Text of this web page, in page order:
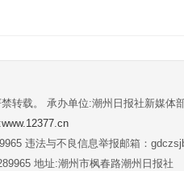
转载。 承办单位:潮州日报社新媒体
违法与不良信息举报邮箱：
地址:潮州市枫春路潮州日报社